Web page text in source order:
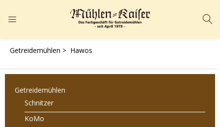
ANMELDEN
Geben Sie Ihren Benutzernamen und Ihr Passwort ein, um sich
anzumelden.
Getreidemühlen > Hawos
Getreidemühlen
Schnitzer
KoMo